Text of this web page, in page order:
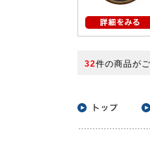
32件の商品が